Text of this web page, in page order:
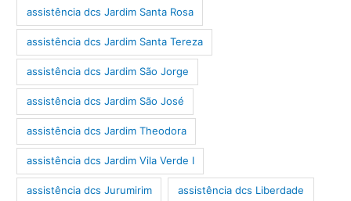
assistência dcs Jardim Santa Rosa
assistência dcs Jardim Santa Tereza
assistência dcs Jardim São Jorge
assistência dcs Jardim São José
assistência dcs Jardim Theodora
assistência dcs Jardim Vila Verde I
assistência dcs Jurumirim assistência dcs Liberdade